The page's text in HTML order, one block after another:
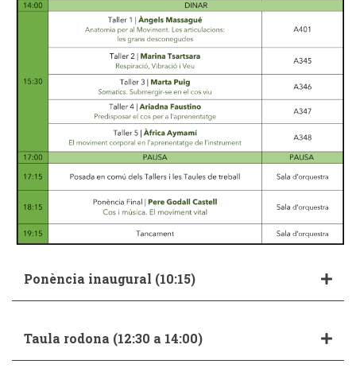
Ponència inaugural (10:15)
Taula rodona (12:30 a 14:00)